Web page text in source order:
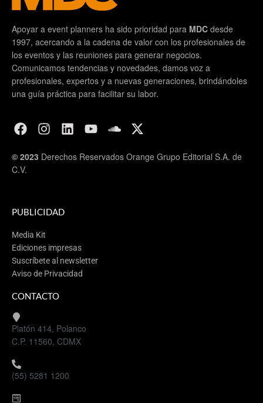
Apoyar a event planners ha sido prioridad para MDC desde
1997, acercando a la cadena de valor con los profesionales de
los eventos y las reuniones para generar negocios.
Comunicamos tendencias y novedades, damos voz a
profesionales, expertos y a nuevas generaciones, brindándoles
una guía práctica para facilitar su labor.
© 2023 Derechos Reservados Orange Grupo Editorial S.A. de
C.V.
PUBLICIDAD
Media Kit
Ediciones impresas
Suscríbete al newsletter
Aviso de Privacidad
CONTACTO
Platón 414, Polanco
C.P. 11560, CDMX
(55) 5281 1200